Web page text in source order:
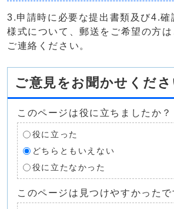
3.申請時に必要な提出書類及び4.確
様式について、郵送をご希望の方
ご連絡ください。
ご意見をお聞かせくださ
このページは役に立ちましたか？
役に立った
どちらともいえない
役に立たなかった
このページは見つけやすかったで